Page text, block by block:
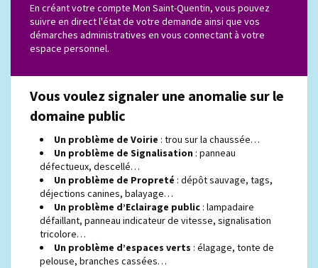
En créant votre compte Mon Saint-Quentin, vous pouvez
suivre en direct l'état de votre demande ainsi que vos
démarches administratives en vous connectant à votre
espace personnel.
Vous voulez signaler une anomalie sur le
domaine public
Un problème de Voirie : trou sur la chaussée…
Un problème de Signalisation : panneau
défectueux, descellé…
Un problème de Propreté : dépôt sauvage, tags,
déjections canines, balayage…
Un problème d’Eclairage public : lampadaire
défaillant, panneau indicateur de vitesse, signalisation
tricolore…
Un problème d’espaces verts : élagage, tonte de
pelouse, branches cassées…